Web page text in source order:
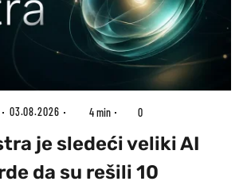
03.08.2026 4 min 0
je sledeći veliki AI
da su rešili 10